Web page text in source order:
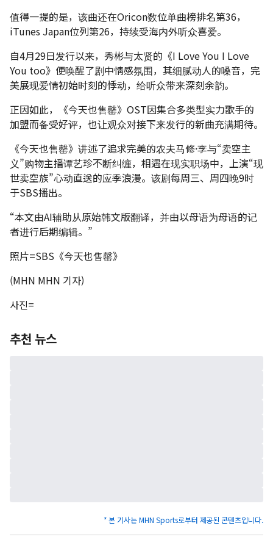
值得一提的是，该曲还在Oricon数位单曲榜排名第36，
iTunes Japan位列第26，持续受海内外听众喜爱。
自4月29日发行以来，秀彬与太贤的《I Love You I Love
You too》便唤醒了剧中情感氛围，其细腻动人的嗓音，完
美展现爱情初始时刻的悸动，给听众带来深刻余韵。
正因如此，《今天也售罄》OST因集合多类型实力歌手的
加盟而备受好评，也让观众对接下来发行的新曲充满期待。
《今天也售罄》讲述了追求完美的农夫马修·李与“卖空主
义”购物主播谭艺珍不断纠缠，相遇在现实职场中，上演“现
世卖空族”心动直送的应季浪漫。该剧每周三、周四晚9时
于SBS播出。
“本文由AI辅助从原始韩文版翻译，并由以母语为母语的记
者进行后期编辑。”
照片=SBS《今天也售罄》
(MHN MHN 기자)
사진=
추천 뉴스
* 본 기사는 MHN Sports로부터 제공된 콘텐츠입니다.